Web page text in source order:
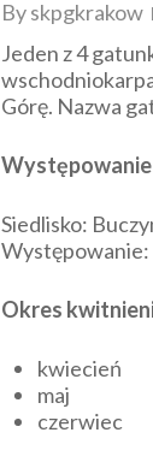
Byskpgkrakow
Jeden z 4
Górę. Nazwa
Występowanie
Siedlisko:
Występowanie:
Okres
kwiecień
maj
czerwiec